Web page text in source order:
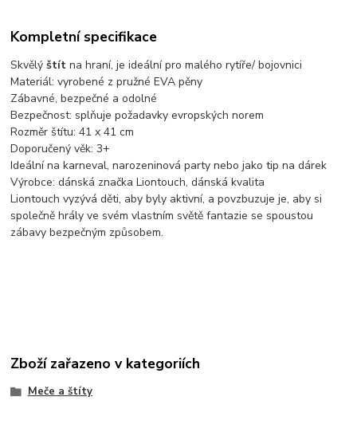
Kompletní specifikace
Skvělýštít na hraní, je ideální pro malého rytíře/ bojovnici
Materiál: vyrobené z pružné EVA pěny
Zábavné, bezpečné a odolné
Bezpečnost: splňuje požadavky evropských norem
Rozměr štítu: 41 x 41 cm
Doporučený věk: 3+
Ideální na karneval, narozeninová party nebo jako tip na dárek
Výrobce: dánská značka Liontouch, dánská kvalita
Liontouch vyzývá děti, aby byly aktivní, a povzbuzuje je, aby si
společně hrály ve svém vlastním světě fantazie se spoustou
zábavy bezpečným způsobem.
Zboží zařazeno v kategoriích
Meče a štíty